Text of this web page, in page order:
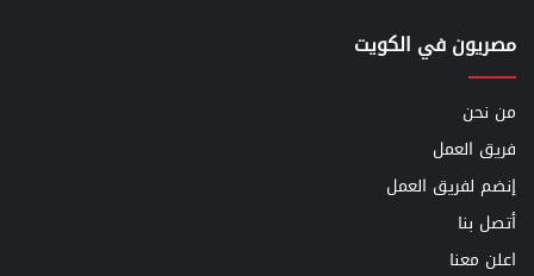
مصريون في الكويت
من نحن
فريق العمل
إنضم لفريق العمل
أتصل بنا
اعلن معنا